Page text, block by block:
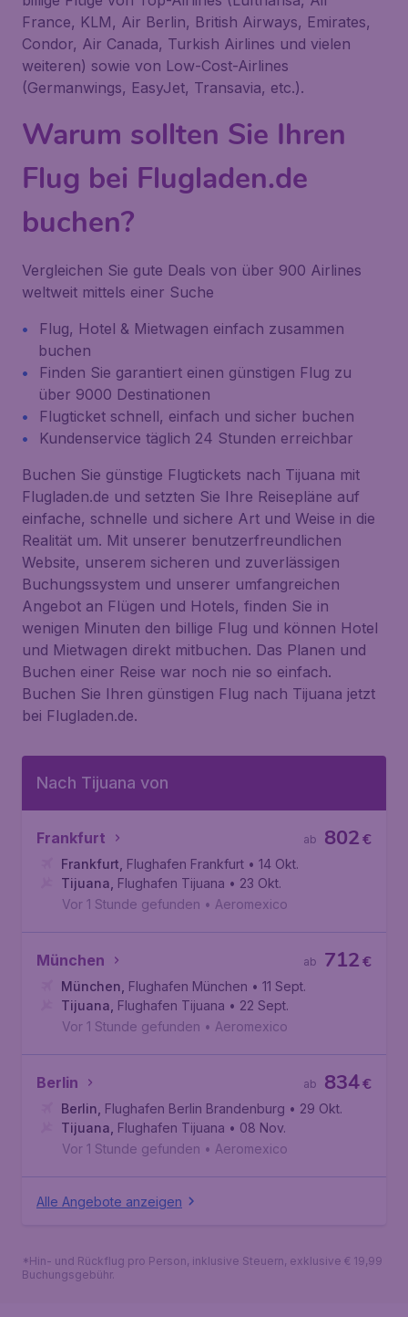
France, KLM, Air Berlin, British Airways, Emirates,
Condor, Air Canada, Turkish Airlines und vielen
weiteren) sowie von Low-Cost-Airlines
(Germanwings, EasyJet, Transavia, etc.).
Warum sollten Sie Ihren
Flug bei Flugladen.de
buchen?
Vergleichen Sie gute Deals von über 900 Airlines
weltweit mittels einer Suche
Flug, Hotel & Mietwagen einfach zusammen
buchen
Finden Sie garantiert einen günstigen Flug zu
über 9000 Destinationen
Flugticket schnell, einfach und sicher buchen
Kundenservice täglich 24 Stunden erreichbar
Buchen Sie günstige Flugtickets nach Tijuana mit
Flugladen.de und setzten Sie Ihre Reisepläne auf
einfache, schnelle und sichere Art und Weise in die
Realität um. Mit unserer benutzerfreundlichen
Website, unserem sicheren und zuverlässigen
Buchungssystem und unserer umfangreichen
Angebot an Flügen und Hotels, finden Sie in
wenigen Minuten den billige Flug und können Hotel
und Mietwagen direkt mitbuchen. Das Planen und
Buchen einer Reise war noch nie so einfach.
Buchen Sie Ihren günstigen Flug nach Tijuana jetzt
bei Flugladen.de.
Nach Tijuana von
Frankfurt €
802
ab
Frankfurt Flughafen Frankfurt • 14 Okt.
Tijuana Flughafen Tijuana • 23 Okt.
Vor 1 Stunde gefunden • Aeromexico
München €
712
ab
München Flughafen München • 11 Sept.
Tijuana Flughafen Tijuana • 22 Sept.
Vor 1 Stunde gefunden • Aeromexico
Berlin €
834
ab
Berlin Flughafen Berlin Brandenburg • 29 Okt.
Tijuana Flughafen Tijuana • 08 Nov.
Vor 1 Stunde gefunden • Aeromexico
Alle Angebote anzeigen
*Hin- und Rückflug pro Person, inklusive Steuern, exklusive € 19,99
Buchungsgebühr.